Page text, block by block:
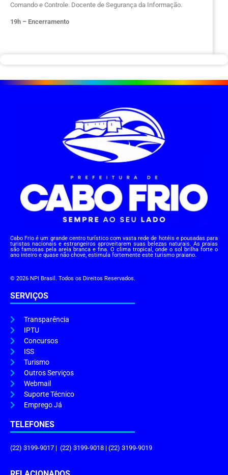
Comando e Controle. Docente de Segurança da Informação.
19h – Encerramento
Cabo Frio é um grande centro turístico com vasta rede de hotéis e pousadas para
turistas nacionais e estrangeiros aproveitarem suas belezas naturais. As praias
são famosas pela areia branca e fina. O clima tropical, onde o sol brilha forte o
ano inteiro e quase não chove, estimula fortemente este turismo praiano.
© 2026 NPI Brasil. Todos os Direitos Reservados.
SERVIÇOS
Transparência
IPTU
Concursos
ISS
Turismo
Outros Serviços
Webmail
Suporte Técnico
Emprego Já
TELEFONES
(22) 3199-9017 | (22) 3199-9018 | (22) 3199-9019